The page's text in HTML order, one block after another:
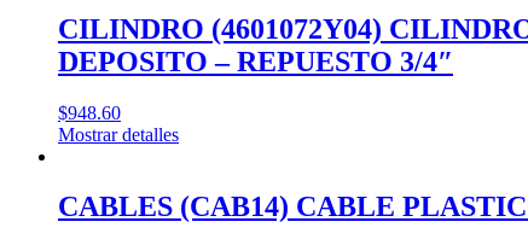
CILINDRO (4601072Y04)
DEPOSITO – REPUESTO 3/4″
$948.60
Mostrar detalles
CABLES (CAB14) CABLE